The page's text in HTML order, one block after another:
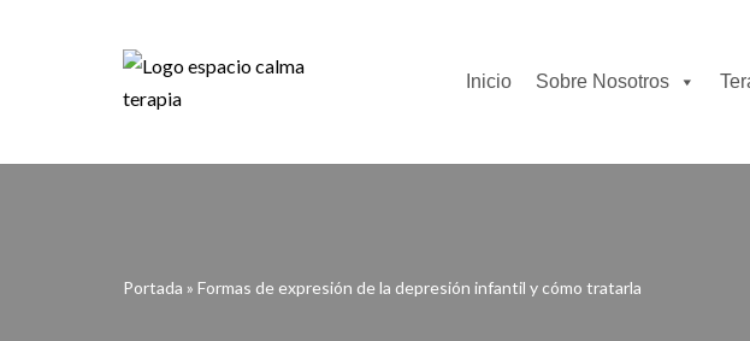
Inicio Sobre Nosotros
Portada » Formas de expresión de la depresión infantil y cómo tratarla